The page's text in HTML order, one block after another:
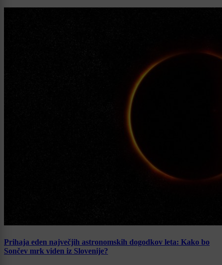
Prihaja eden največjih astronomskih dogodkov leta: Kako bo
Sončev mrk viden iz Slovenije?